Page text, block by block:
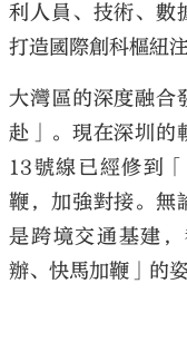
利人員、技術、數
打造國際創科樞紐
大灣區的深度融合
赴」。現在深圳的
13號線已經修到
鞭，加強對接。無
是跨境交通基建
辦、快馬加鞭」的